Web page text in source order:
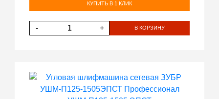
КУПИТЬ В 1 КЛИК
- + В КОРЗИНУ